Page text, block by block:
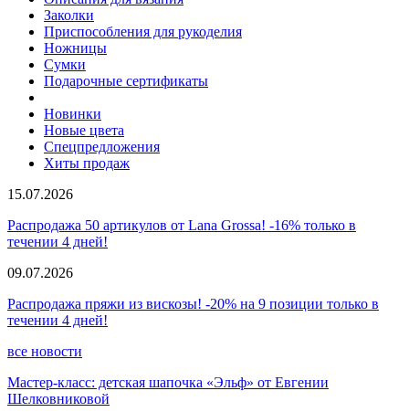
Заколки
Приспособления для рукоделия
Ножницы
Сумки
Подарочные сертификаты
Новинки
Новые цвета
Спецпредложения
Хиты продаж
15.07.2026
Распродажа 50 артикулов от Lana Grossa! -16% только в
течении 4 дней!
09.07.2026
Распродажа пряжи из вискозы! -20% на 9 позиции только в
течении 4 дней!
все новости
Мастер-класс: детская шапочка «Эльф» от Евгении
Шелковниковой